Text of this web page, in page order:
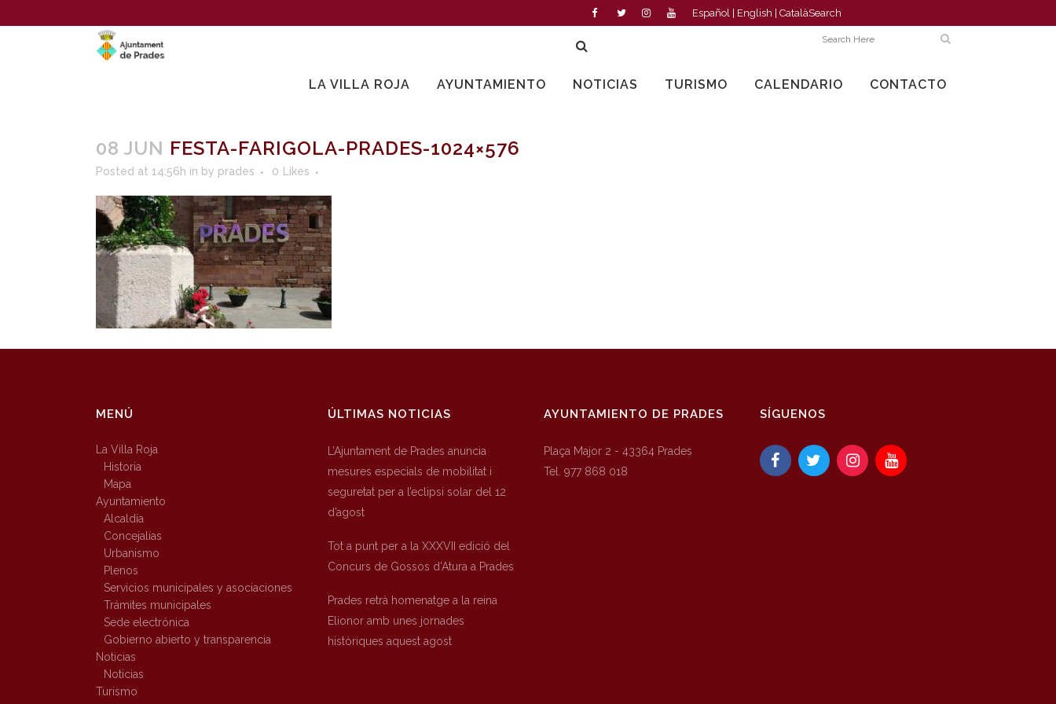
Español English CatalàSearch
LA VILLA ROJA AYUNTAMIENTO NOTICIAS TURISMO CALENDARIO CONTACTO
08 JUN FESTA-FARIGOLA-PRADES-1024×576
Posted at 14:56h in by prades 0 Likes
MENÚ
La Villa Roja
Historia
Mapa
Ayuntamiento
Alcaldía
Concejalías
Urbanismo
Plenos
Servicios municipales y asociaciones
Trámites municipales
Sede electrónica
Gobierno abierto y transparencia
Noticias
Noticias
Turismo
ÚLTIMAS NOTICIAS
L’Ajuntament de Prades anuncia
mesures especials de mobilitat i
seguretat per a l’eclipsi solar del 12
d’agost
Tot a punt per a la XXXVII edició del
Concurs de Gossos d’Atura a Prades
Prades retrà homenatge a la reina
Elionor amb unes jornades
històriques aquest agost
AYUNTAMIENTO DE PRADES
Plaça Major 2 - 43364 Prades
Tel. 977 868 018
SÍGUENOS